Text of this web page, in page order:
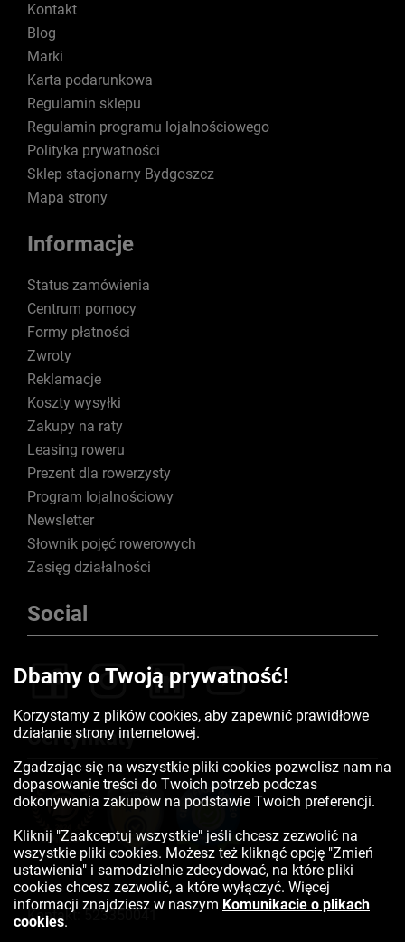
Kontakt
Blog
Marki
Karta podarunkowa
Regulamin sklepu
Regulamin programu lojalnościowego
Polityka prywatności
Sklep stacjonarny Bydgoszcz
Mapa strony
Informacje
Status zamówienia
Centrum pomocy
Formy płatności
Zwroty
Reklamacje
Koszty wysyłki
Zakupy na raty
Leasing roweru
Prezent dla rowerzysty
Program lojalnościowy
Newsletter
Słownik pojęć rowerowych
Zasięg działalności
Social
Certyfikaty
Kontakt:523350041
Dbamy o Twoją prywatność!
Korzystamy z plików cookies, aby zapewnić prawidłowe
działanie strony internetowej.
Zgadzając się na wszystkie pliki cookies pozwolisz nam na
dopasowanie treści do Twoich potrzeb podczas
dokonywania zakupów na podstawie Twoich preferencji.
Kliknij "Zaakceptuj wszystkie" jeśli chcesz zezwolić na
wszystkie pliki cookies. Możesz też kliknąć opcję "Zmień
ustawienia" i samodzielnie zdecydować, na które pliki
cookies chcesz zezwolić, a które wyłączyć. Więcej
informacji znajdziesz w naszym Komunikacie o plikach
cookies.